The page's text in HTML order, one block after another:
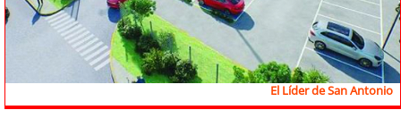
soyarica
iquique
El Líder de San Antonio